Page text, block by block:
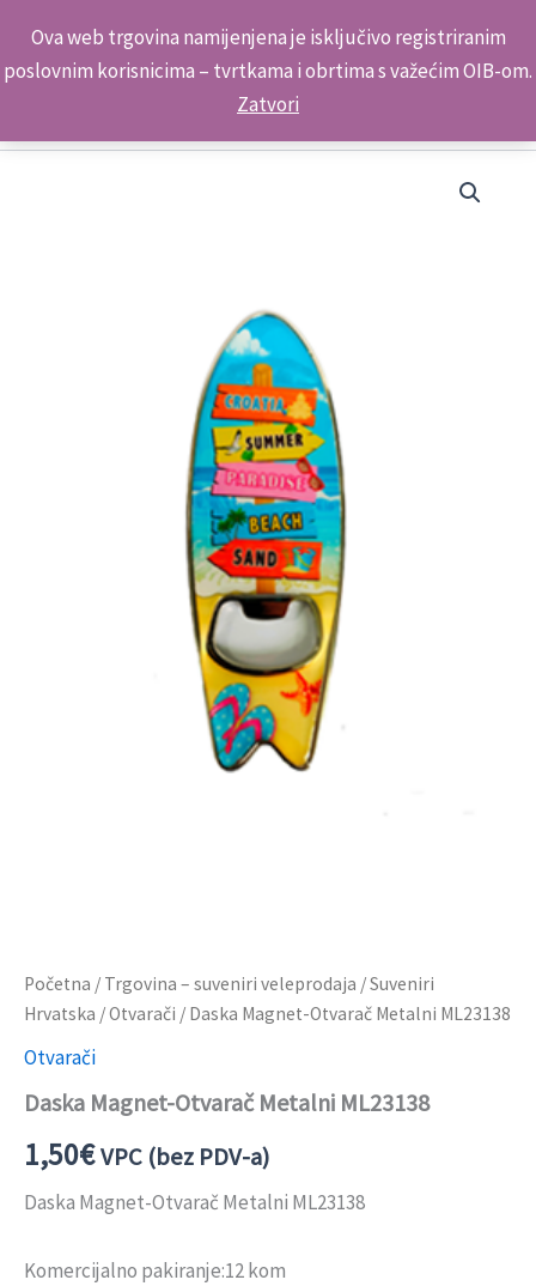
Ova web trgovina namijenjena je isključivo registriranim
poslovnim korisnicima – tvrtkama i obrtima s važećim OIB-om.
Zatvori
content
Kontakt telefon: +385 98 179 3891
Početna / Trgovina – suveniri veleprodaja /Suveniri
Hrvatska /Otvarači / Daska Magnet-Otvarač Metalni ML23138
Otvarači
Daska Magnet-Otvarač Metalni ML23138
1,50€VPC (bez PDV-a)
Daska Magnet-Otvarač Metalni ML23138
Komercijalno pakiranje:12 kom